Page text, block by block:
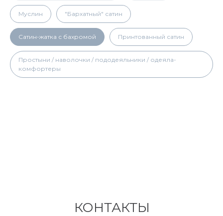
Муслин "Бархатный" сатин
Сатин-жатка с бахромой Принтованный сатин
Простыни / наволочки / пододеяльники / одеяла-
комфортеры
КОНТАКТЫ